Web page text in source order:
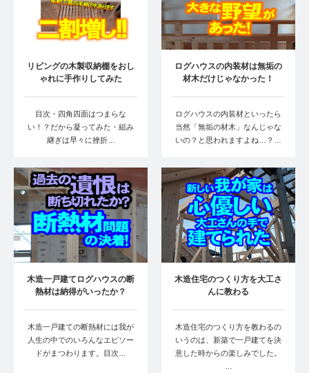
リビングの木製収納棚をおし
ゃれに手作りしてみた
目次・四角四面はつまらな
い！？だから凝ってみた・組み
継ぎは早々に挫折…
ログハウスの内装材は無垢の
材木だけじゃなかった！
ログハウスの内装材といったら
当然「無垢の材木」なんじゃな
いの？と思われますよね…？…
木造一戸建てログハウスの断
熱材は納得がいったか？
木造一戸建ての断熱材には我が
人生の中でのいろんなエピソー
ドがまつわります。目次…
木造住宅のつくり方を大工さ
んに教わる
木造住宅のつくり方を教わるの
いうのは、新築で一戸建てを決
意した時からの楽しみでした。